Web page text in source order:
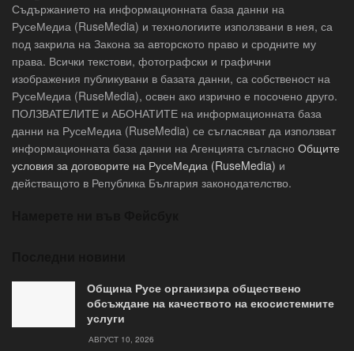
Съдържанието на информационната база данни на
РусеМедиа (RuseMedia) и технологиите използвани в нея, са
под закрила на Закона за авторското право и сродните му
права. Всички текстови, фотографски и графични
изображения публикувани в базата данни, са собственост на
РусеМедиа (RuseMedia), освен ако изрично е посочено друго.
ПОЛЗВАТЕЛИТЕ и АБОНАТИТЕ на информационната база
данни на РусеМедиа (RuseMedia) се съгласяват да използват
информационната база данни на Агенцията съгласно Общите
условия за договорите на РусеМедиа (RuseMedia) и
действащото в Република България законодателство.
Община Русе организира обществено
обсъждане на качеството на екосистемните
услуги
АВГУСТ 10, 2026